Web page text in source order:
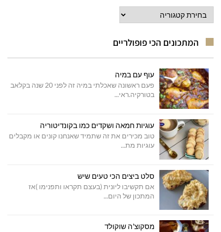
קטגוריות
מתכונים
המתכונים הכי פופולריים
עוף עם במיה
פעם ראשונה שאכלתי במיה זה לפני 20 שנה בקלאב
בטורקיה.ראי...
עוגיות חמאה ושקדים כמו בקונדיטוריה
טוב מכירים את זה שתמיד שאנחנו קונים או מקבלים
עוגיות מת...
סלט ביצים הכי טעים שיש
אם תקשיבו ליונית (בעצם תקראו ותפנימו )אז
המתכון של היום...
מסקוצ'ה שוקולד